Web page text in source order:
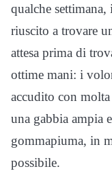
qualche
riuscito a trovare
attesa prima di
ottime mani: i
accudito con
una gabbia ampia
gommapiuma, in
possibile.